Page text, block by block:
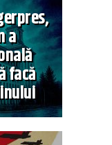
a
facă